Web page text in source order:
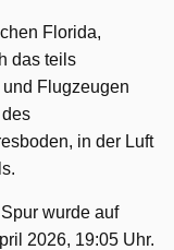
Florida,
das teils
Flugzeugen
in der Luft
wurde auf
2026, 19:05 Uhr.